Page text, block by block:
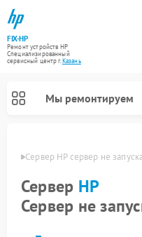
FIX-HP
Ремонт устройств HP
Специализированный
cервисный центр г.Казань
Мы ремонтируем
Сервер HP сервер не
Сервер HP
Сервер не